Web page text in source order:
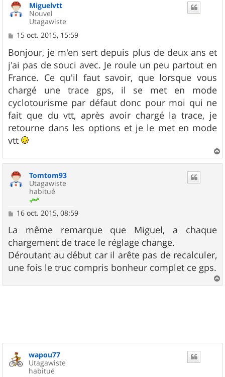
Miguelvtt
Nouvel
Utagawiste
M
s
s
a
g
e
15 oct. 2015, 15:59
Bonjour, je m'en sert depuis plus de deux ans et
j'ai pas de souci avec. Je roule un peu partout en
France. Ce qu'il faut savoir, que lorsque vous
chargé une trace gps, il se met en mode
cyclotourisme par défaut donc pour moi qui ne
fait que du vtt, après avoir chargé la trace, je
retourne dans les options et je le met en mode
vtt
a
Tomtom93
Utagawiste
habitué
M
s
s
a
g
e
16 oct. 2015, 08:59
La même remarque que Miguel, a chaque
chargement de trace le réglage change.
Déroutant au début car il arête pas de recalculer,
une fois le truc compris bonheur complet ce gps.
a
wapou77
Utagawiste
habitué